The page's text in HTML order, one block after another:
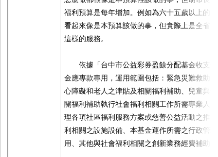
福利預算是每年增加。例如為六十五歲以上的
看起來像是本預算該做的事，但實際上是全省
這樣的服務。
依據「台中市公益彩券盈餘分配基金收支保
金應專款專用，運用範圍包括：緊急災難救助
心障礙和老人之津貼及相關福利補助、兒童與
關福利補助執行社會福利相關工作所需專業人
理各項社區福利服務方案或慈善公益活動之推
利相關之設施設備、本基金運作所需之行政管
用、其他與社會福利相關之創新業務經費補助